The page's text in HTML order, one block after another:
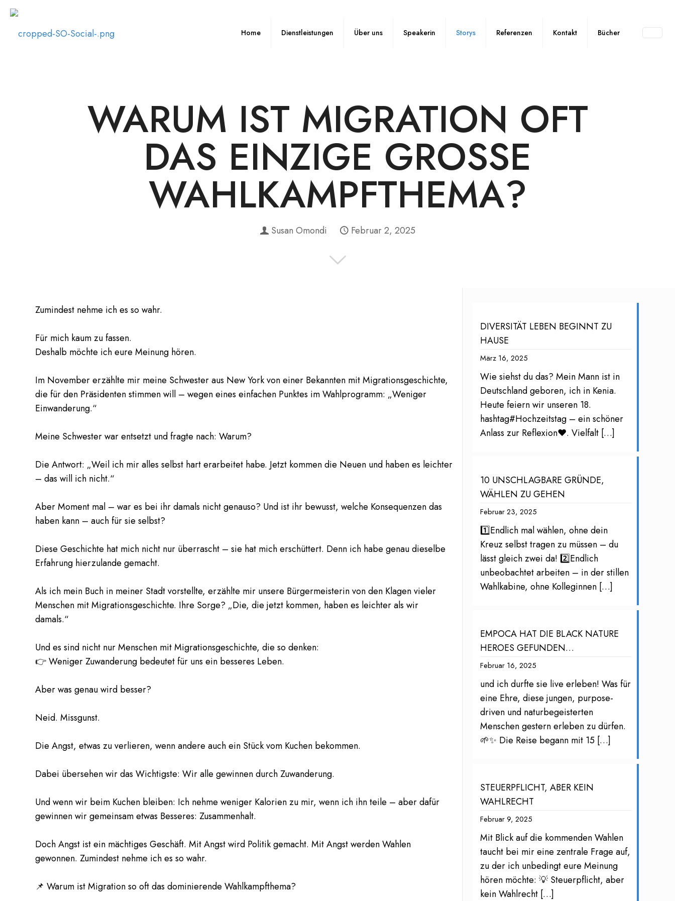
Home Dienstleistungen Über uns Speakerin Storys Referenzen Kontakt Bücher
WARUM IST MIGRATION OFT
DAS EINZIGE GROSSE
WAHLKAMPFTHEMA?
Susan Omondi Februar 2, 2025
Zumindest nehme ich es so wahr.
Für mich kaum zu fassen.
Deshalb möchte ich eure Meinung hören.
Im November erzählte mir meine Schwester aus New York von einer Bekannten mit Migrationsgeschichte,
die für den Präsidenten stimmen will – wegen eines einfachen Punktes im Wahlprogramm: „Weniger
Einwanderung.“
Meine Schwester war entsetzt und fragte nach: Warum?
Die Antwort: „Weil ich mir alles selbst hart erarbeitet habe. Jetzt kommen die Neuen und haben es leichter
– das will ich nicht.“
Aber Moment mal – war es bei ihr damals nicht genauso? Und ist ihr bewusst, welche Konsequenzen das
haben kann – auch für sie selbst?
Diese Geschichte hat mich nicht nur überrascht – sie hat mich erschüttert. Denn ich habe genau dieselbe
Erfahrung hierzulande gemacht.
Als ich mein Buch in meiner Stadt vorstellte, erzählte mir unsere Bürgermeisterin von den Klagen vieler
Menschen mit Migrationsgeschichte. Ihre Sorge? „Die, die jetzt kommen, haben es leichter als wir
damals.“
Und es sind nicht nur Menschen mit Migrationsgeschichte, die so denken:
👉 Weniger Zuwanderung bedeutet für uns ein besseres Leben.
Aber was genau wird besser?
Neid. Missgunst.
Die Angst, etwas zu verlieren, wenn andere auch ein Stück vom Kuchen bekommen.
Dabei übersehen wir das Wichtigste: Wir alle gewinnen durch Zuwanderung.
Und wenn wir beim Kuchen bleiben: Ich nehme weniger Kalorien zu mir, wenn ich ihn teile – aber dafür
gewinnen wir gemeinsam etwas Besseres: Zusammenhalt.
Doch Angst ist ein mächtiges Geschäft. Mit Angst wird Politik gemacht. Mit Angst werden Wahlen
gewonnen. Zumindest nehme ich es so wahr.
📌 Warum ist Migration so oft das dominierende Wahlkampfthema?
DIVERSITÄT LEBEN BEGINNT ZU
HAUSE
März 16, 2025
Wie siehst du das? Mein Mann ist in
Deutschland geboren, ich in Kenia.
Heute feiern wir unseren 18.
hashtag#Hochzeitstag – ein schöner
Anlass zur Reflexion❤️. Vielfalt […]
10 UNSCHLAGBARE GRÜNDE,
WÄHLEN ZU GEHEN
Februar 23, 2025
1️⃣Endlich mal wählen, ohne dein
Kreuz selbst tragen zu müssen – du
lässt gleich zwei da! 2️⃣Endlich
unbeobachtet arbeiten – in der stillen
Wahlkabine, ohne Kolleginnen […]
EMPOCA HAT DIE BLACK NATURE
HEROES GEFUNDEN…
Februar 16, 2025
und ich durfte sie live erleben! Was für
eine Ehre, diese jungen, purpose-
driven und naturbegeisterten
Menschen gestern erleben zu dürfen.
🌱✨ Die Reise begann mit 15 […]
STEUERPFLICHT, ABER KEIN
WAHLRECHT
Februar 9, 2025
Mit Blick auf die kommenden Wahlen
taucht bei mir eine zentrale Frage auf,
zu der ich unbedingt eure Meinung
hören möchte: 💡 Steuerpflicht, aber
kein Wahlrecht […]